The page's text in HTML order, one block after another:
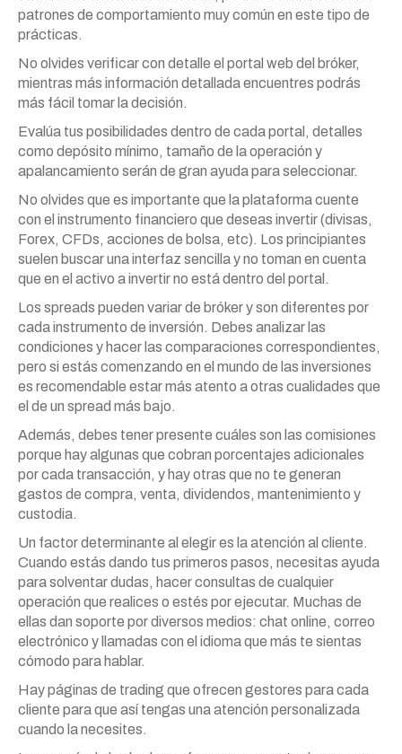
patrones de comportamiento muy común en este tipo de
prácticas.
No olvides verificar con detalle el portal web del bróker,
mientras más información detallada encuentres podrás
más fácil tomar la decisión.
Evalúa tus posibilidades dentro de cada portal, detalles
como depósito mínimo, tamaño de la operación y
apalancamiento serán de gran ayuda para seleccionar.
No olvides que es importante que la plataforma cuente
con el instrumento financiero que deseas invertir (divisas,
Forex, CFDs, acciones de bolsa, etc). Los principiantes
suelen buscar una interfaz sencilla y no toman en cuenta
que en el activo a invertir no está dentro del portal.
Los spreads pueden variar de bróker y son diferentes por
cada instrumento de inversión. Debes analizar las
condiciones y hacer las comparaciones correspondientes,
pero si estás comenzando en el mundo de las inversiones
es recomendable estar más atento a otras cualidades que
el de un spread más bajo.
Además, debes tener presente cuáles son las comisiones
porque hay algunas que cobran porcentajes adicionales
por cada transacción, y hay otras que no te generan
gastos de compra, venta, dividendos, mantenimiento y
custodia.
Un factor determinante al elegir es la atención al cliente.
Cuando estás dando tus primeros pasos, necesitas ayuda
para solventar dudas, hacer consultas de cualquier
operación que realices o estés por ejecutar. Muchas de
ellas dan soporte por diversos medios: chat online, correo
electrónico y llamadas con el idioma que más te sientas
cómodo para hablar.
Hay páginas de trading que ofrecen gestores para cada
cliente para que así tengas una atención personalizada
cuando la necesites.